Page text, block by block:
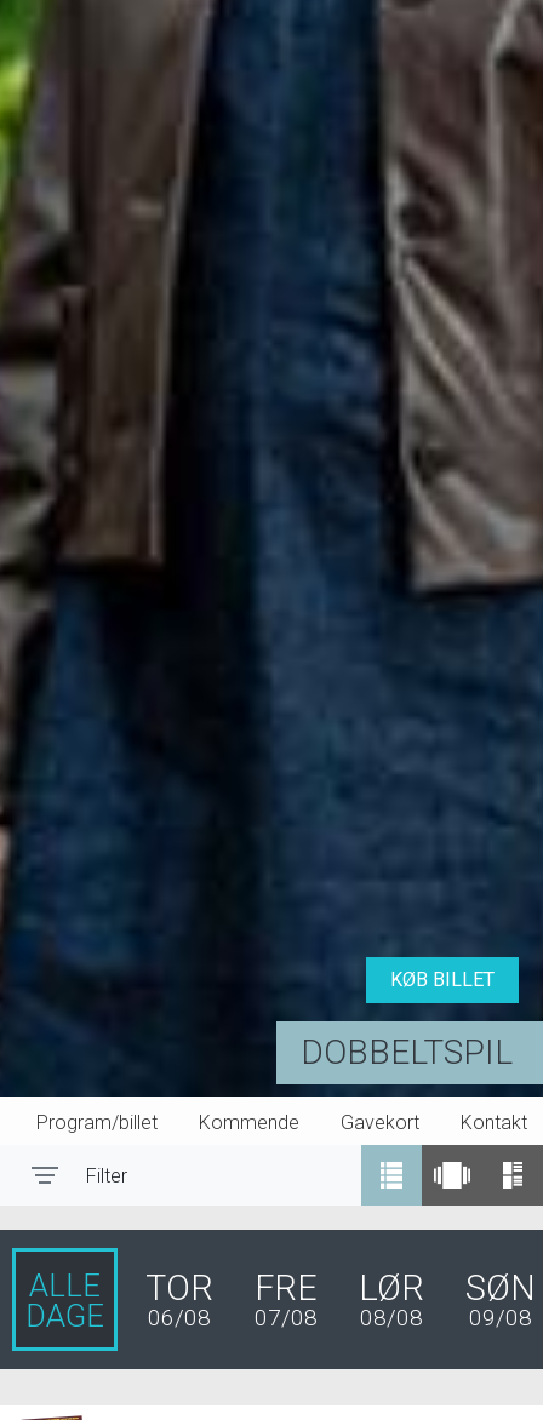
DOBBELTSPIL
KØB BILLET
Program/billet Kommende Gavekort Kontakt
Filter
ALLE
DAGE
TOR
06/08
FRE
07/08
LØR
08/08
SØN
09/08